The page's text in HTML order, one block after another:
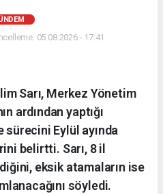
05.08.2026 - 17:41
Sarı, Merkez Yönetim
ardından yaptığı
sürecini Eylül ayında
belirtti. Sarı, 8 il
eksik atamaların ise
söyledi.